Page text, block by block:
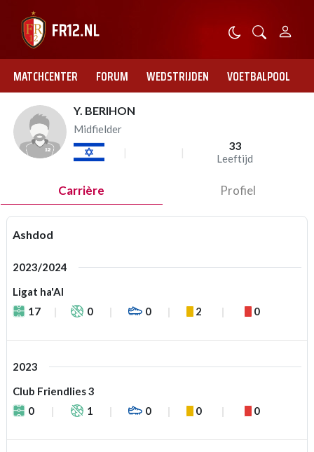
MATCHCENTER FORUM WEDSTRIJDEN VOETBALPOOL
Y. BERIHON
Midfielder
33
Leeftijd
Carrière Profiel
Ashdod
2023/2024
Ligat ha'Al
17
0 0 2 0
2023
Club Friendlies 3
0
1 0 0 0